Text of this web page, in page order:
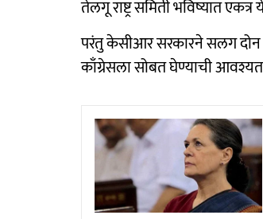
तेलगू राष्ट्र समिती भविष्यात
परंतु केसीआर सरकारने सलग दोन
काँग्रेसला सोबत घेण्याची